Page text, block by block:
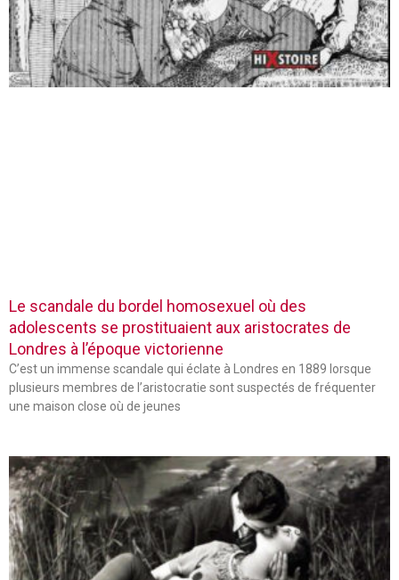
Le scandale du bordel homosexuel où des
adolescents se prostituaient aux aristocrates de
Londres à l’époque victorienne
C’est un immense scandale qui éclate à Londres en 1889 lorsque
plusieurs membres de l’aristocratie sont suspectés de fréquenter
une maison close où de jeunes